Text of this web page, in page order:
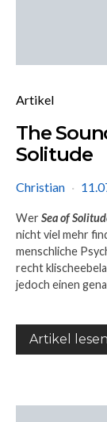
Artikel
The
Solitude
Christian
WerSea of
nicht viel mehr
menschliche
recht
jedoch einen
Artikel lesen